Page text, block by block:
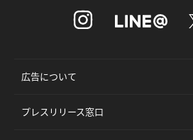
広告について
プレスリリース窓口